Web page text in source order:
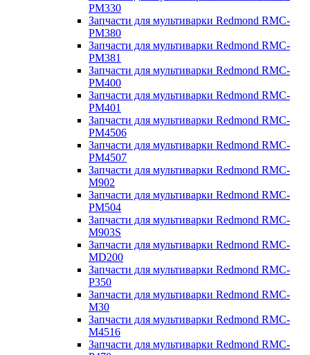
PM330
Запчасти для мультиварки Redmond RMC-
PM380
Запчасти для мультиварки Redmond RMC-
PM381
Запчасти для мультиварки Redmond RMC-
PM400
Запчасти для мультиварки Redmond RMC-
PM401
Запчасти для мультиварки Redmond RMC-
PM4506
Запчасти для мультиварки Redmond RMC-
PM4507
Запчасти для мультиварки Redmond RMC-
M902
Запчасти для мультиварки Redmond RMC-
PM504
Запчасти для мультиварки Redmond RMC-
M903S
Запчасти для мультиварки Redmond RMC-
MD200
Запчасти для мультиварки Redmond RMC-
P350
Запчасти для мультиварки Redmond RMC-
M30
Запчасти для мультиварки Redmond RMC-
M4516
Запчасти для мультиварки Redmond RMC-